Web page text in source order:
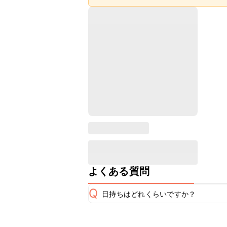
よくある質問
Q 日持ちはどれくらいですか？